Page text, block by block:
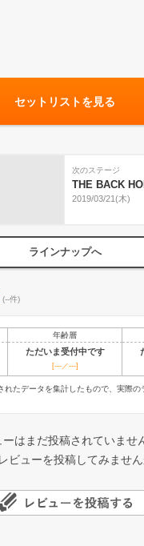
セットリストを見る
次のステージ
THE BACK
2019/03/21(木)
ラインナップへ
(--件)
年齢層
ただいま受付中です
[---／---]
たデータを集計したもので、実際の
ーはまだ投稿されていませ
ビューを投稿してみません